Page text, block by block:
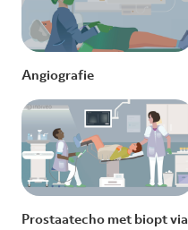
Angiografie
Prostaatecho met biopt via